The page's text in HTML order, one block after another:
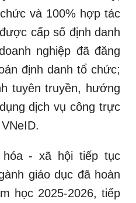
và 100% hợp tác
cấp số định danh
nghiệp đã đăng
định danh tổ chức;
tuyên truyền, hướng
dịch vụ công trực
- xã hội tiếp tục
giáo dục đã hoàn
học 2025-2026, tiếp